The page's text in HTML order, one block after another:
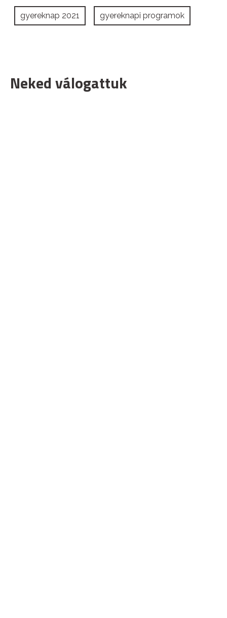
gyereknap 2021 gyereknapi programok
Neked válogattuk